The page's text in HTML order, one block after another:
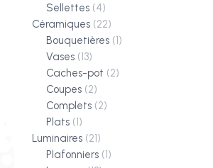
Sellettes (4)
Céramiques (22)
Bouquetières (1)
Vases (13)
Caches-pot (2)
Coupes (2)
Complets (2)
Plats (1)
Luminaires (21)
Plafonniers (1)